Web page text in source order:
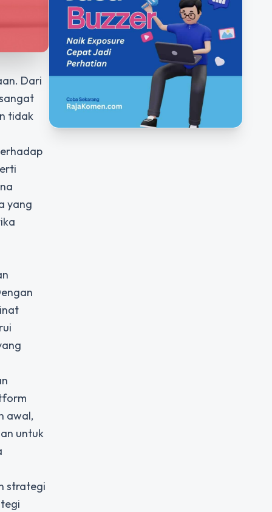
Dari
tidak
yang
awal,
untuk
strategi